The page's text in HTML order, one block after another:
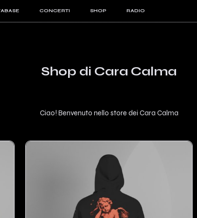
CONCERTI SHOP RADIO
PRO
Shop di Cara Calma
Ciao! Benvenuto nello store dei Cara Calma